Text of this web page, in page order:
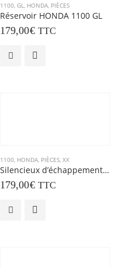
1100 GL HONDA PIÈCES
Réservoir HONDA 1100 GL
179,00€ TTC
1100, HONDA, PIÈCES, XX
Silencieux d’échappement HONDA 1100 XX
179,00€ TTC